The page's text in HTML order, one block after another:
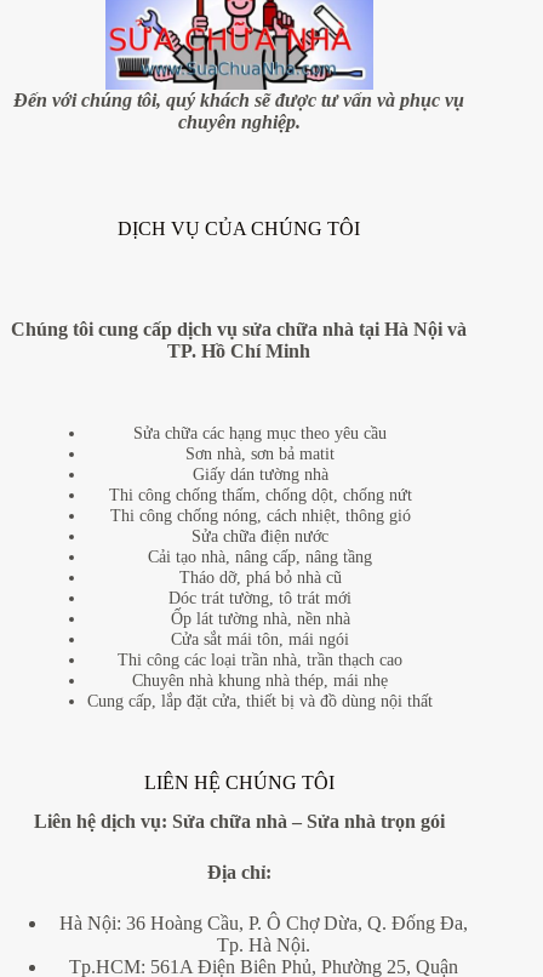
Đến với chúng tôi, quý khách sẽ được tư vấn và phục vụ
chuyên nghiệp.
DỊCH VỤ CỦA CHÚNG TÔI
Chúng tôi cung cấp dịch vụ sửa chữa nhà tại Hà Nội và
TP. Hồ Chí Minh
Sửa chữa các hạng mục theo yêu cầu
Sơn nhà, sơn bả matit
Giấy dán tường nhà
Thi công chống thấm, chống dột, chống nứt
Thi công chống nóng, cách nhiệt, thông gió
Sửa chữa điện nước
Cải tạo nhà, nâng cấp, nâng tầng
Tháo dỡ, phá bỏ nhà cũ
Dóc trát tường, tô trát mới
Ốp lát tường nhà, nền nhà
Cửa sắt mái tôn, mái ngói
Thi công các loại trần nhà, trần thạch cao
Chuyên nhà khung nhà thép, mái nhẹ
Cung cấp, lắp đặt cửa, thiết bị và đồ dùng nội thất
LIÊN HỆ CHÚNG TÔI
Liên hệ dịch vụ: Sửa chữa nhà – Sửa nhà trọn gói
Địa chỉ:
Hà Nội: 36 Hoàng Cầu, P. Ô Chợ Dừa, Q. Đống Đa,
Tp. Hà Nội.
Tp.HCM: 561A Điện Biên Phủ, Phường 25, Quận